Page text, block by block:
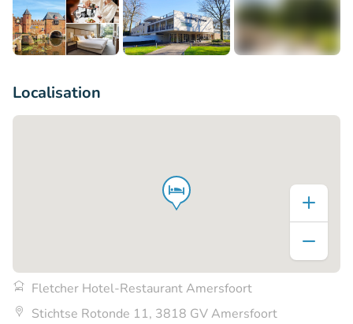
Localisation
Fletcher Hotel-Restaurant Amersfoort
Stichtse Rotonde 11, 3818 GV Amersfoort